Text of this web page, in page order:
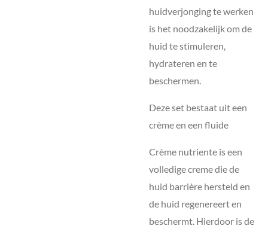
huidverjonging te werken
is het noodzakelijk om de
huid te stimuleren,
hydrateren en te
beschermen.
Deze set bestaat uit een
crème en een fluide
Crème nutriente is een
volledige creme die de
huid barrière hersteld en
de huid regenereert en
beschermt. Hierdoor is de